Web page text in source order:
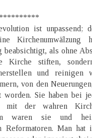
ist unpassend;
Kirchenumwälzung
beabsichtigt, als ohne
Kirche stiften,
und reinigen
von den
worden. Sie haben bei
mit der wahren
waren sie und
Reformatoren. Man hat